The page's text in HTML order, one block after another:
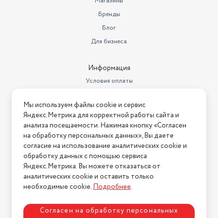
1300 Вт
Бренды
Блог
Для бизнеса
Информация
Условия оплаты
Условия возврата
Нашли ошибку на сайте? Напишите нам
2026 © Интернет-магазин "АстМаркет". У нас есть всё!
Политика конфиденциальности
Мы используем файлы cookie и сервис
Яндекс.Метрика для корректной работы сайта и
анализа посещаемости. Нажимая кнопку «Согласен
на обработку персональных данных», Вы даете
согласие на использование аналитических cookie и
обработку данных с помощью сервиса
Яндекс.Метрика. Вы можете отказаться от
аналитических cookie и оставить только
необходимые cookie.Подробнее.
Согласен на обработку персональных